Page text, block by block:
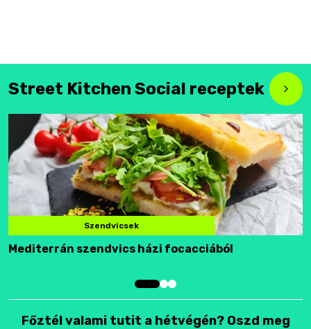
Street Kitchen Social receptek
Szendvicsek
Mediterrán szendvics házi focacciából
Főztél valami tutit a hétvégén? Oszd meg